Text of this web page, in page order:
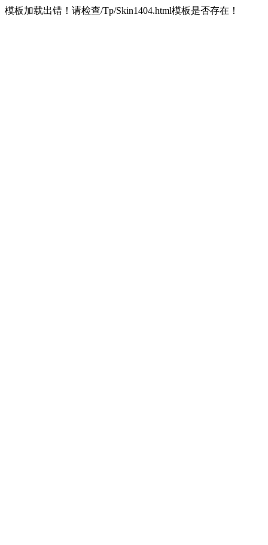
模板加载出错！请检查/Tp/Skin1404.html模板是否存在！